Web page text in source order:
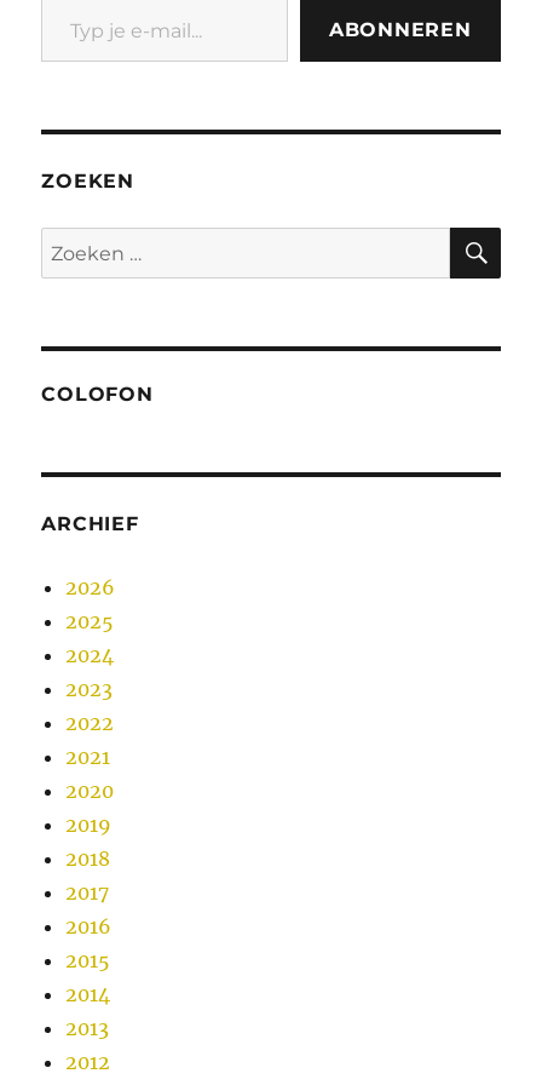
ABONNEREN
ZOEKEN
Zoeken
naar:
COLOFON
ARCHIEF
2026
2025
2024
2023
2022
2021
2020
2019
2018
2017
2016
2015
2014
2013
2012